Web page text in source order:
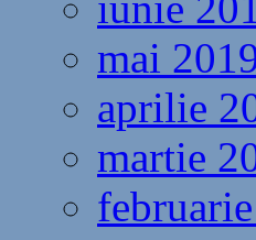
mai
aprilie
martie